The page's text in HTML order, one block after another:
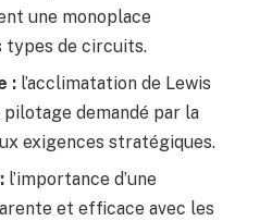
une monoplace
de circuits.
: l’acclimatation de Lewis
demandé par la
exigences stratégiques.
l’importance d’une
et efficace avec les